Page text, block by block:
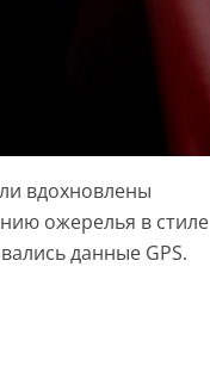
вдохновлены
ожерелья в стиле
данные GPS.